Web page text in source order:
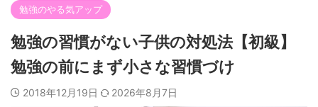
勉強のやる気アップ
勉強の習慣がない子供の対処法【初級】
勉強の前にまず小さな習慣づけ
2018年12月19日 2026年8月7日